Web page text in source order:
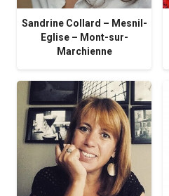
Sandrine Collard – Mesnil-
Eglise – Mont-sur-
Marchienne